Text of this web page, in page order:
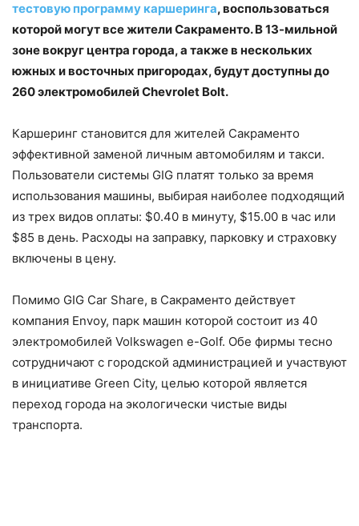
тестовую программу каршеринга, воспользоваться
которой могут все жители Сакраменто. В 13-мильной
зоне вокруг центра города, а также в нескольких
южных и восточных пригородах, будут доступны до
260 электромобилей Chevrolet Bolt.
Каршеринг становится для жителей Сакраменто
эффективной заменой личным автомобилям и такси.
Пользователи системы GIG платят только за время
использования машины, выбирая наиболее подходящий
из трех видов оплаты: $0.40 в минуту, $15.00 в час или
$85 в день. Расходы на заправку, парковку и страховку
включены в цену.
Помимо GIG Car Share, в Сакраменто действует
компания Envoy, парк машин которой состоит из 40
электромобилей Volkswagen e-Golf. Обе фирмы тесно
сотрудничают с городской администрацией и участвуют
в инициативе Green City, целью которой является
переход города на экологически чистые виды
транспорта.